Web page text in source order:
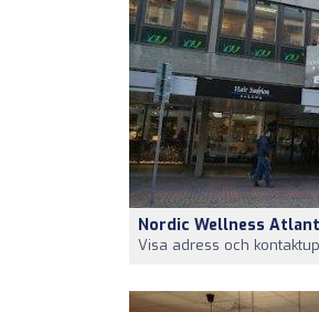
Nordic Wellness
Visa adress och